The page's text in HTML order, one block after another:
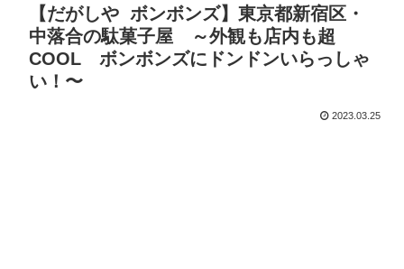
【だがしや ボンボンズ】東京都新宿区・
中落合の駄菓子屋 ～外観も店内も超
COOL ボンボンズにドンドンいらっしゃ
い！〜
2023.03.25